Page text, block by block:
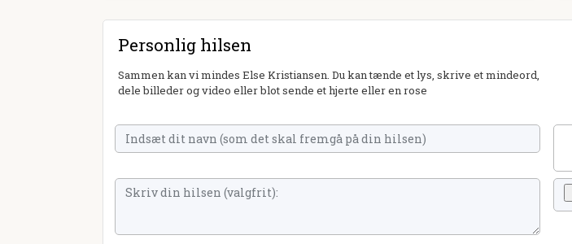
Personlig hilsen
Sammen kan vi mindes Else Kristiansen. Du kan tænde et lys, skrive et mindeord,
dele billeder og video eller blot sende et hjerte eller en rose